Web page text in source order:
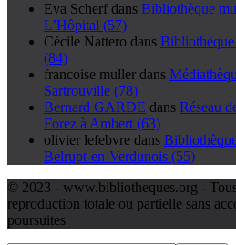
Eva Scherf dans Bibliothèque
L’Hôpital (57)
Cécile Nattero dans
(84)
francoise muller dans
Sartrouville (78)
Bernard GARDE dans Réseau
Forez à Ambert (63)
olivier lefebvre dans
Belrupt-en-Verdunois (55)
© 2023 - www.bibliotheques.org -
reproduction totale ou partielle sans
poursuites